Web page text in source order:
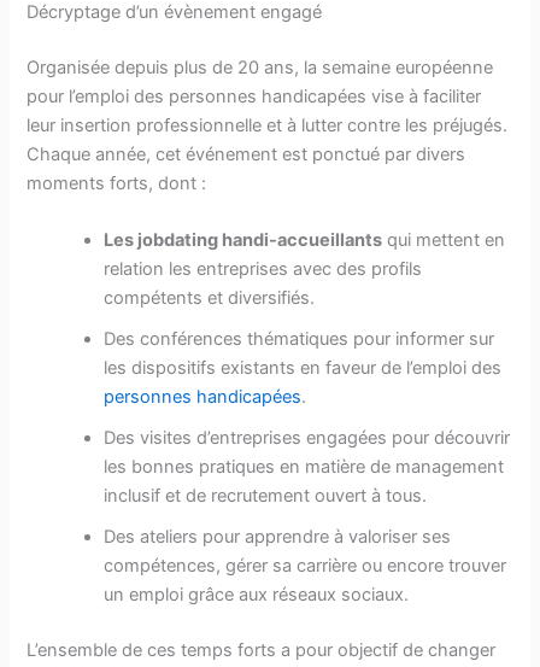
Décryptage d’un évènement engagé
Organisée depuis plus de 20 ans, la semaine européenne
pour l’emploi des personnes handicapées vise à faciliter
leur insertion professionnelle et à lutter contre les préjugés.
Chaque année, cet événement est ponctué par divers
moments forts, dont :
Les jobdating handi-accueillants qui mettent en
relation les entreprises avec des profils
compétents et diversifiés.
Des conférences thématiques pour informer sur
les dispositifs existants en faveur de l’emploi des
personnes handicapées.
Des visites d’entreprises engagées pour découvrir
les bonnes pratiques en matière de management
inclusif et de recrutement ouvert à tous.
Des ateliers pour apprendre à valoriser ses
compétences, gérer sa carrière ou encore trouver
un emploi grâce aux réseaux sociaux.
L’ensemble de ces temps forts a pour objectif de changer